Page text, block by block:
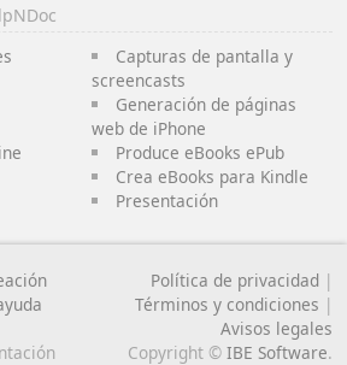
Capturas de pantalla y
screencasts
Generación de páginas
web de iPhone
Produce eBooks ePub
Crea eBooks para Kindle
Presentación
Política de privacidad |
Términos y condiciones |
Avisos legales
Copyright © IBE Software.